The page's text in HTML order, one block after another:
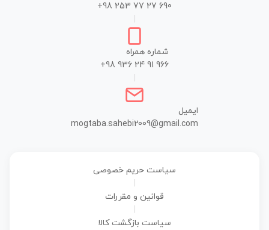
+98 253 77 27 690
شماره همراه
+98 936 24 91 966
ایمیل
mogtaba.sahebi2009@gmail.com
سیاست حریم خصوصی
قوانین و مقررات
سیاست بازگشت کالا